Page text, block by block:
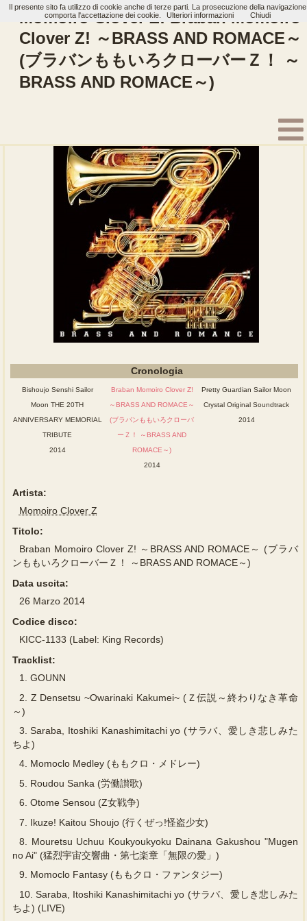
Momoiro Clover Z: Braban Momoiro
Clover Z! ～BRASS AND ROMACE～
(ブラバンももいろクローバーＺ！ ～
BRASS AND ROMACE～)
Home Artisti Momoiro Clover Z Album
Cronologia
Bishoujo Senshi Sailor
Moon THE 20TH
ANNIVERSARY MEMORIAL
TRIBUTE
2014
Braban Momoiro Clover Z!
～BRASS AND ROMACE～
(ブラバンももいろクローバ
ーＺ！ ～BRASS AND
ROMACE～)
2014
Pretty Guardian Sailor Moon
Crystal Original Soundtrack
2014
Artista:
Momoiro Clover Z
Titolo:
Braban Momoiro Clover Z! ～BRASS AND ROMACE～ (ブラバ
ンももいろクローバーＺ！ ～BRASS AND ROMACE～)
Data uscita:
26 Marzo 2014
Codice disco:
KICC-1133 (Label: King Records)
Tracklist:
1.
GOUNN
2.
Z Densetsu ~Owarinaki Kakumei~ (Ｚ伝説～終わりなき革命
～)
3. Saraba, Itoshiki Kanashimitachi yo (サラバ、愛しき悲しみた
ちよ)
4. Momoclo Medley (ももクロ・メドレー)
5. Roudou Sanka (労働讃歌)
6. Otome Sensou (Z女戦争)
7.
Ikuze! Kaitou Shoujo (行くぜっ!怪盗少女)
8.
Mouretsu Uchuu Koukyoukyoku Dainana Gakushou "Mugen
no Ai" (猛烈宇宙交響曲・第七楽章「無限の愛」)
9. Momoclo Fantasy (ももクロ・ファンタジー)
10. Saraba, Itoshiki Kanashimitachi yo (サラバ、愛しき悲しみた
ちよ) (LIVE)
Il presente sito fa utilizzo di cookie anche di terze parti. La prosecuzione della navigazione
comporta l'accettazione dei cookie.
Ulteriori informazioni Chiudi